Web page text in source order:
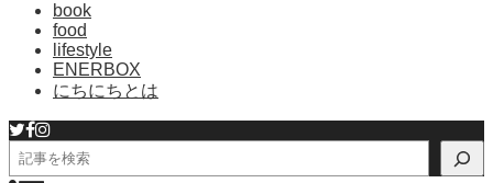
book
food
lifestyle
ENERBOX
にちにちとは
検
索